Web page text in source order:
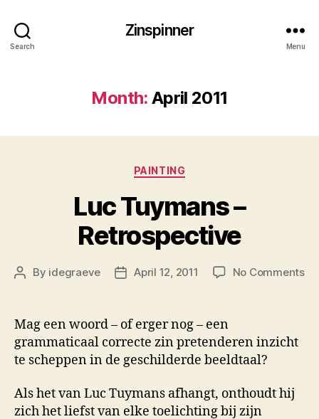
Search
Zinspinner
Menu
Month: April 2011
Categories
PAINTING
Luc Tuymans –
Retrospective
Post
By idegraeve
PostApril 12, 2011 No Commentson
Mag een woord – of erger nog – een
grammaticaal correcte zin pretenderen inzicht
te scheppen in de geschilderde beeldtaal?
Als het van Luc Tuymans afhangt, onthoudt hij
zich het liefst van elke toelichting bij zijn